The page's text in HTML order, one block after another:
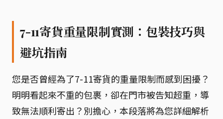
7-11寄貨重量限制實測：包裝技巧與
避坑指南
您是否曾經為了7-11寄貨的重量限制而感到困擾？
明明看起來不重的包裹，卻在門市被告知超重，導
致無法順利寄出？別擔心，本段落將為您詳細解析